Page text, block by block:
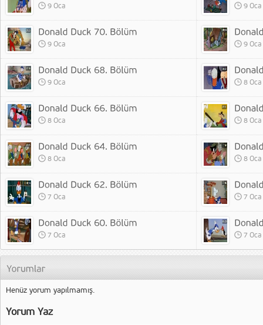
9 Oca 9 Oca
9 Oca 9 Oca
9 Oca 8 Oca
8 Oca 8 Oca
8 Oca 8 Oca
7 Oca 7 Oca
7 Oca 7 Oca
Henüz yorum yapılmamış.
Yorum Yaz